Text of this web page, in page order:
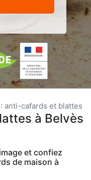
anti-cafards et blattes
à Belvès
et confiez
de maison à